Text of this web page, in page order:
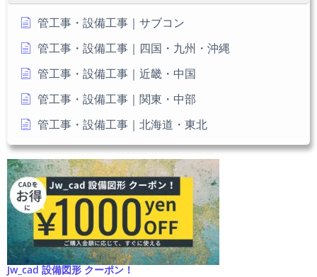
い
管工事・設備工事｜サブコン
管工事・設備工事｜四国・九州・沖縄
管工事・設備工事｜近畿・中国
管工事・設備工事｜関東・中部
管工事・設備工事｜北海道・東北
Jw_cad 設備図形 クーポン！